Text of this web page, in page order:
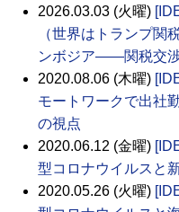
2026.03.03 (火曜)
（世界はトランプ
ンボジア――関税交
2020.08.06 (木曜)
モートワークで出社
の視点
2020.06.12 (金曜)
型コロナウイルスと
2020.05.26 (火曜)